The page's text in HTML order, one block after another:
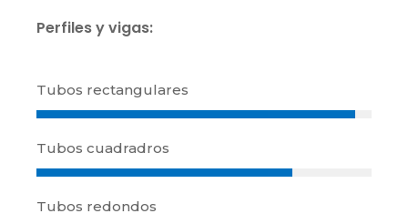
Perfiles y vigas:
Tubos rectangulares
Tubos cuadradros
Tubos redondos